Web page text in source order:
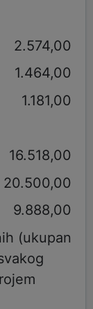
2.574,00
1.464,00
1.181,00
16.518,00
20.500,00
9.888,00
(ukupan